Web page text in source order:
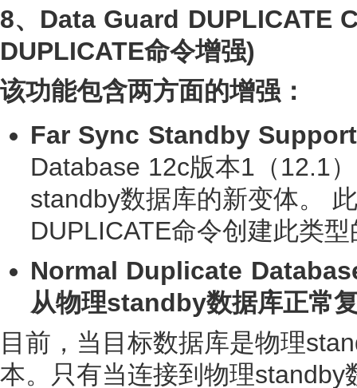
8、 Data Guard DUPLICATE
DUPLICATE命令增强)
该功能包含两方面的增强：
Far Sync Standby Support
Database 12c版本1（12.1
standby数据库的新变体。
DUPLICATE命令创建此类型
Normal Duplicate
从物理standby数据库正常
目前，当目标数据库是物理
本。只有当连接到物理